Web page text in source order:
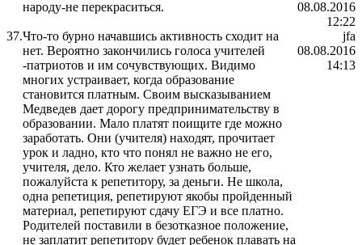
народу-не перекраситься.
08.08.2016
12:22
37.Что-то бурно начавшись активность сходит на
нет. Вероятно закончились голоса учителей
-патриотов и им сочувствующих. Видимо
многих устраивает, когда образование
становится платным. Своим высказыванием
Медведев дает дорогу предпринимательству в
образовании. Мало платят поищите где можно
заработать. Они (учителя) находят, прочитает
урок и ладно, кто что понял не важно не его,
учителя, дело. Кто желает узнать больше,
пожалуйста к репетитору, за деньги. Не школа,
одна репетиция, репетируют якобы пройденный
материал, репетируют сдачу ЕГЭ и все платно.
Родителей поставили в безотказное положение,
не заплатит репетитору будет ребенок плавать на
jfa
08.08.2016
14:13